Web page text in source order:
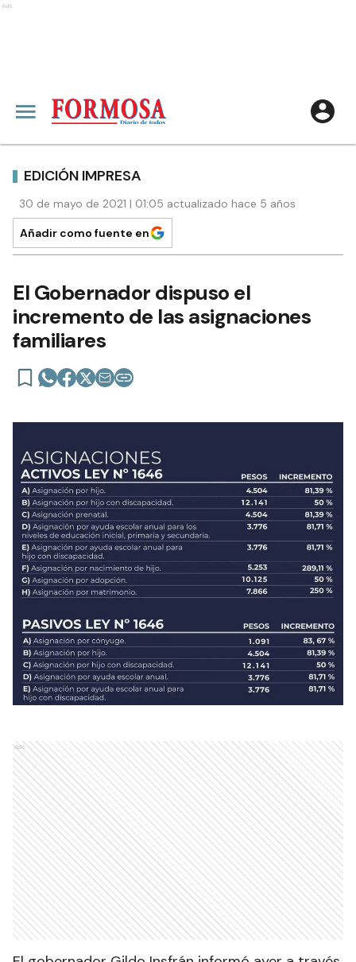
Ads
EDICIÓN IMPRESA
30 de mayo de 2021 | 01:05 actualizado hace 5 años
Añadir como fuente en
El Gobernador dispuso el
incremento de las asignaciones
familiares
Ads